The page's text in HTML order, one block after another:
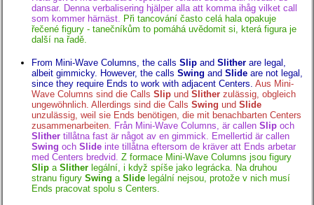
dansar. Denna verbalisering hjälper alla att komma ihåg vilket call
som kommer härnäst.
Při tancování často celá hala opakuje
řečené figury - tanečníkům to pomáhá uvědomit si, která figura je
další na řadě.
From Mini-Wave Columns, the calls Slip and Slither are legal,
albeit gimmicky. However, the calls Swing and Slide are not legal,
since they require Ends to work with adjacent Centers. Aus Mini-
Wave Columns sind die Calls Slip und Slither zulässig, obgleich
ungewöhnlich. Allerdings sind die Calls Swing und Slide
unzulässig, weil sie Ends benötigen, die mit benachbarten Centers
zusammenarbeiten.
Från Mini-Wave Columns, är callen Slip och
Slither tillåtna fast är något av en gimmick. Emellertid är callen
Swing och Slide inte tillåtna eftersom de kräver att Ends arbetar
med Centers bredvid. Z formace Mini-Wave Columns jsou figury
Slip a Slither legální, i když spíše jako legrácka. Na druhou
stranu figury Swing a Slide legální nejsou, protože v nich musí
Ends pracovat spolu s Centers.